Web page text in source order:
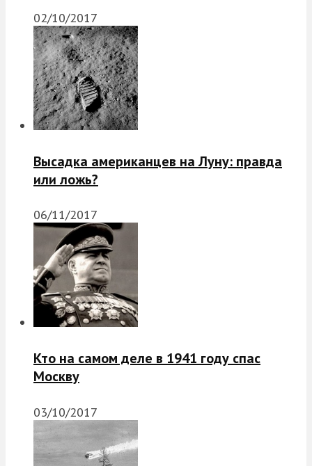
02/10/2017
Высадка американцев на Луну: правда
или ложь?
06/11/2017
Кто на самом деле в 1941 году спас
Москву
03/10/2017